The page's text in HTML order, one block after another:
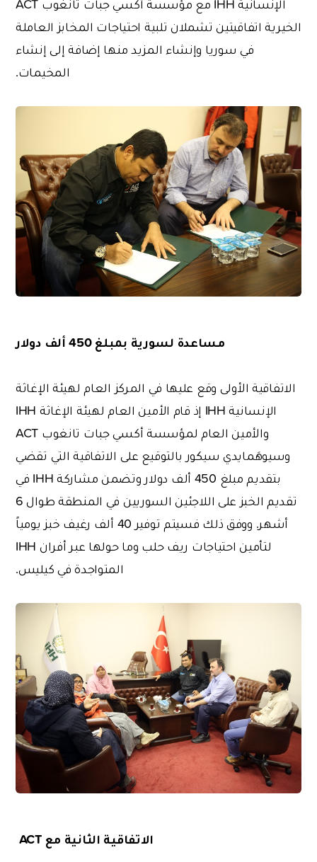
الإنسانية IHH مع مؤسسة أكسي جبات تانغوب ACT
الخيرية اتفاقيتين تشملان تلبية احتياجات المخابز العاملة
في سوريا وإنشاء المزيد منها إضافة إلى إنشاء
المخيمات.
مساعدة لسورية بمبلغ 450 ألف دولار
الاتفاقية الأولى وقع عليها في المركز العام لهيئة الإغاثة
الإنسانية IHH إذ قام الأمين العام لهيئة الإغاثة IHH
والأمين العام لمؤسسة أكسي جبات تانغوب ACT
وسيوهَمايدي سيكور بالتوقيع على الاتفاقية التي تقضي
بتقديم مبلغ 450 ألف دولار وتضمن مشاركة IHH في
تقديم الخبز على اللاجئين السوريين في المنطقة طوال 6
أشهر. ووفق ذلك فسيتم توفير 40 ألف رغيف خبز يومياً
لتأمين احتياجات ريف حلب وما حولها عبر أفران IHH
المتواجدة في كيليس.
الاتفاقية الثانية مع ACT